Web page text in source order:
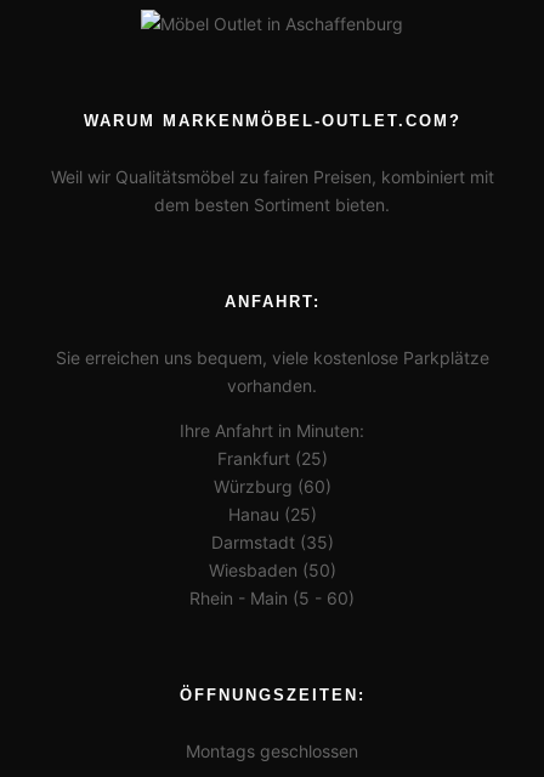
WARUM MARKENMÖBEL-OUTLET.COM?
Weil wir Qualitätsmöbel zu fairen Preisen, kombiniert mit
dem besten Sortiment bieten.
ANFAHRT:
Sie erreichen uns bequem, viele kostenlose Parkplätze
vorhanden.
Ihre Anfahrt in Minuten:
Frankfurt (25)
Würzburg (60)
Hanau (25)
Darmstadt (35)
Wiesbaden (50)
Rhein - Main (5 - 60)
ÖFFNUNGSZEITEN:
Montags geschlossen